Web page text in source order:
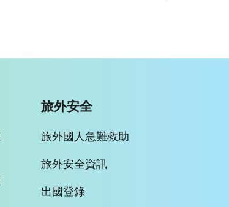
旅外安全
旅外國人急難救助
旅外安全資訊
出國登錄